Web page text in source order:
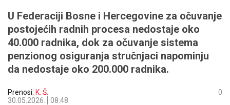
U Federaciji Bosne i Hercegovine za očuvanje
postojećih radnih procesa nedostaje oko
40.000 radnika, dok za očuvanje sistema
penzionog osiguranja stručnjaci napominju
da nedostaje oko 200.000 radnika.
Prenosi: K. Š.
30.05.2026.
08:48
0